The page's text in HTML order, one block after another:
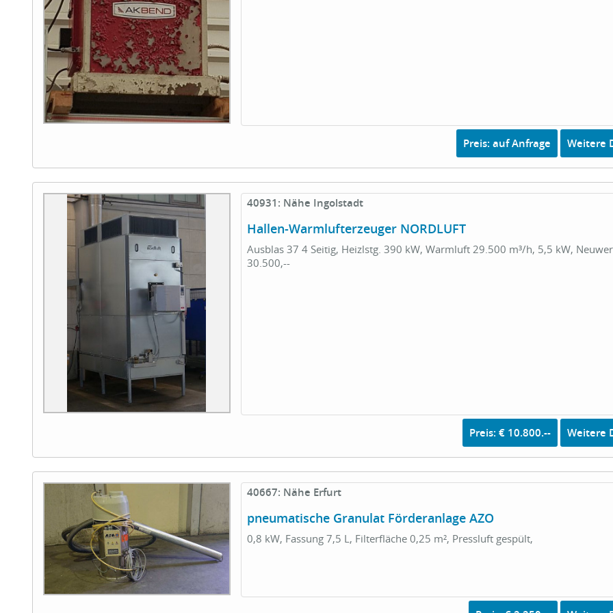
Preis: auf Anfrage Weitere
40931: Nähe Ingolstadt
Hallen-Warmlufterzeuger NORDLUFT
Ausblas 37 4 Seitig, Heizlstg. 390 kW, Warmluft 29.500 m³/h, 5,5 kW,
30.500,--
Preis: € 10.800.-- Weitere
40667: Nähe Erfurt
pneumatische Granulat Förderanlage AZO
0,8 kW, Fassung 7,5 L, Filterfläche 0,25 m², Pressluft gespült,